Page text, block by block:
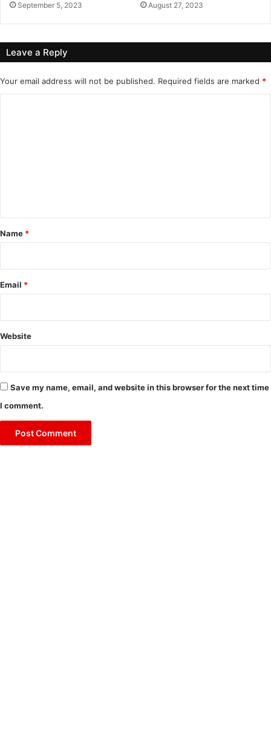
September 5, 2023 August 27, 2023
Leave a Reply
Your email address will not be published. Required fields are marked *
*
Name *
Email *
Website
Save my name, email, and website in this browser for the next time
I comment.